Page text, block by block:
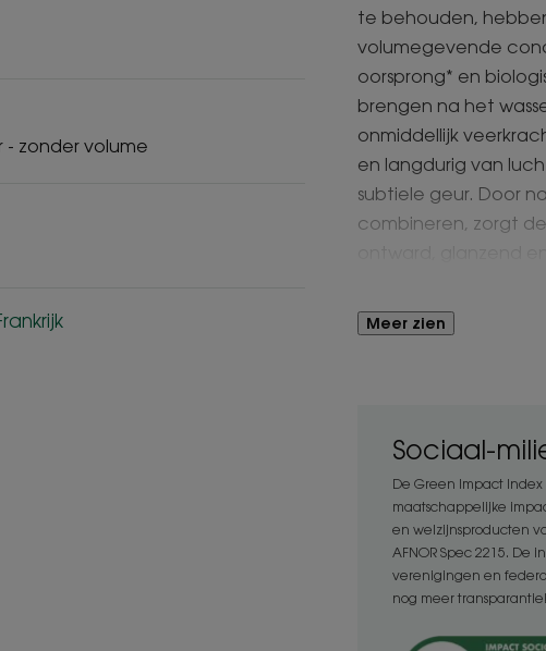
- zonder volume
te behouden,
volumegevende
oorsprong* en
brengen na het
onmiddellijk
en langdurig van
subtiele geur. Door
combineren, zorgt
*95% ingrediënten
**Volgens de norm
De Volume
volume en de
ontward, glanzend
Voordelen
zonder het te
Meer zien
Sociaal-
De Green Impact
maatschappelijke
en welzijnsproducten
AFNOR Spec 2215. De
verenigingen en
nog meer transparantie!